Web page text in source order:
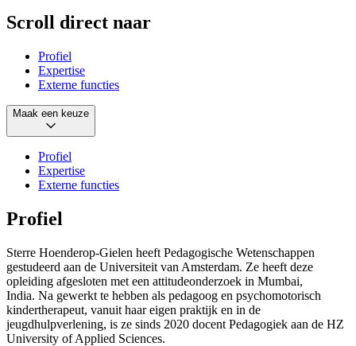
Scroll direct naar
Profiel
Expertise
Externe functies
Maak een keuze
Profiel
Expertise
Externe functies
Profiel
Sterre Hoenderop-Gielen heeft Pedagogische Wetenschappen
gestudeerd aan de Universiteit van Amsterdam. Ze heeft deze
opleiding afgesloten met een attitudeonderzoek in Mumbai,
India. Na gewerkt te hebben als pedagoog en psychomotorisch
kindertherapeut, vanuit haar eigen praktijk en in de
jeugdhulpverlening, is ze sinds 2020 docent Pedagogiek aan de HZ
University of Applied Sciences.